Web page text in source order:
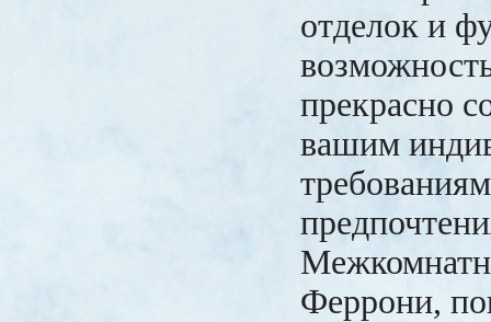
отделок и
прекрасно
вашим
Феррони,